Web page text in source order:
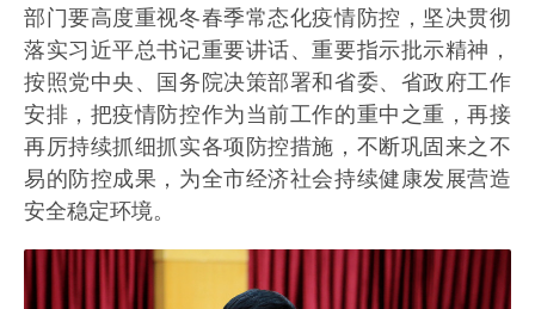
部门要高度重视冬春季常态化疫情防控，坚决贯彻
落实习近平总书记重要讲话、重要指示批示精神，
按照党中央、国务院决策部署和省委、省政府工作
安排，把疫情防控作为当前工作的重中之重，再接
再厉持续抓细抓实各项防控措施，不断巩固来之不
易的防控成果，为全市经济社会持续健康发展营造
安全稳定环境。